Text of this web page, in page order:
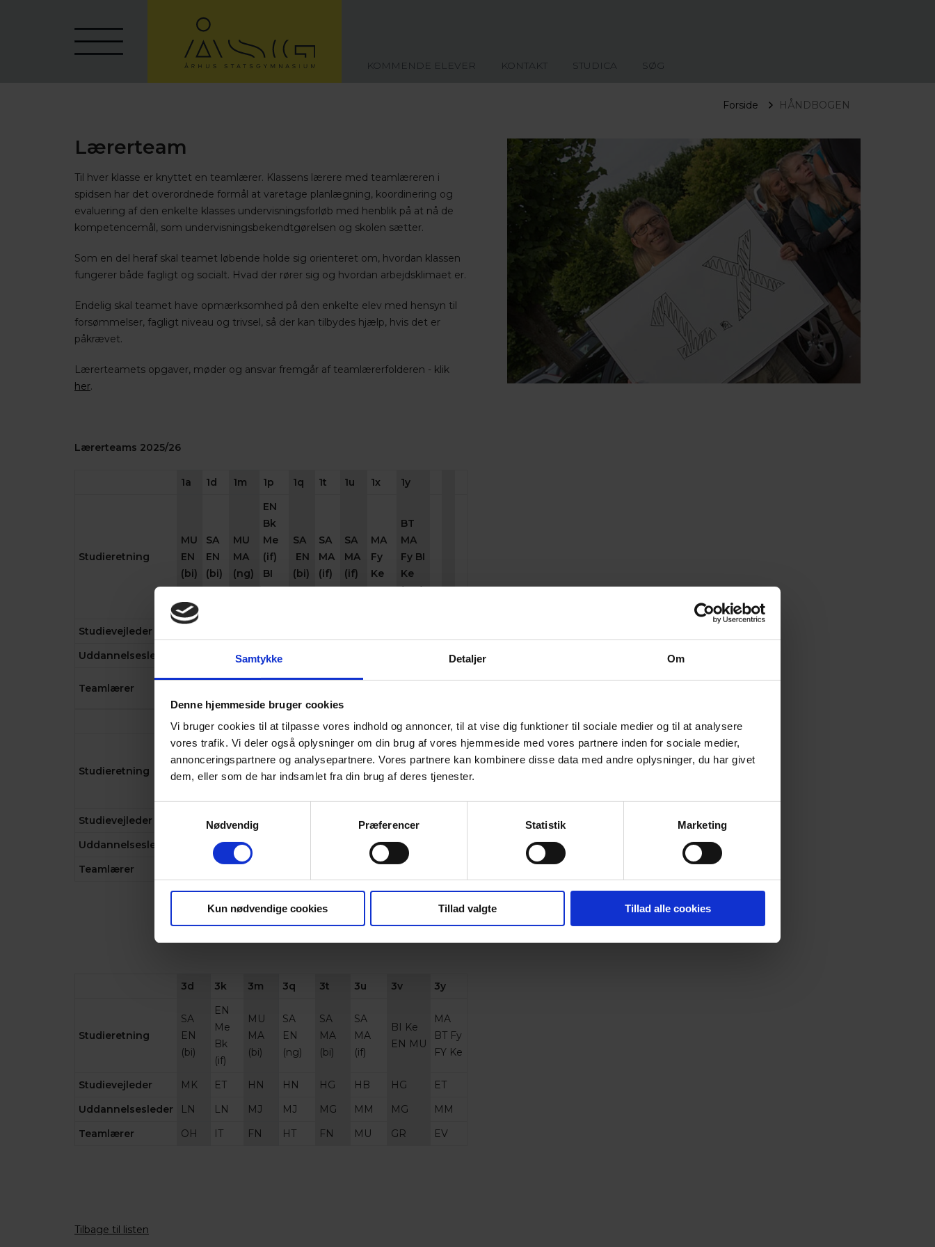
Samtykke Detaljer Om
Denne hjemmeside bruger cookies
Vi bruger cookies til at tilpasse vores indhold og annoncer, til at vise dig funktioner til sociale medier og til at analysere
vores trafik. Vi deler også oplysninger om din brug af vores hjemmeside med vores partnere inden for sociale medier,
annonceringspartnere og analysepartnere. Vores partnere kan kombinere disse data med andre oplysninger, du har givet
dem, eller som de har indsamlet fra din brug af deres tjenester.
Nødvendig
Præferencer Statistik Marketing
Kun nødvendige cookies Tillad valgte Tillad alle cookies
KOMMENDE ELEVER KONTAKT STUDICA SØG
Forside HÅNDBOGEN
Lærerteam
Til hver klasse er knyttet en teamlærer. Klassens lærere med teamlæreren i
spidsen har det overordnede formål at varetage planlægning, koordinering og
evaluering af den enkelte klasses undervisningsforløb med henblik på at nå de
kompetencemål, som undervisningsbekendtgørelsen og skolen sætter.
Som en del heraf skal teamet løbende holde sig orienteret om, hvordan klassen
fungerer både fagligt og socialt. Hvad der rører sig og hvordan arbejdsklimaet er.
Endelig skal teamet have opmærksomhed på den enkelte elev med hensyn til
forsømmelser, fagligt niveau og trivsel, så der kan tilbydes hjælp, hvis det er
påkrævet.
Lærerteamets opgaver, møder og ansvar fremgår af teamlærerfolderen - klik
her.
Lærerteams 2025/26
1a 1d 1m 1p 1q 1t 1u 1x 1y
Studieretning
MU
EN
(bi)
SA
EN
(bi)
MU
MA
(ng)
EN
Bk
Me
(if)
BI
Ke
SA
EN
(bi)
SA
MA
(if)
SA
MA
(if)
MA
Fy
Ke
BT
MA
Fy BI
Ke
(MA)
Studievejleder
Uddannelsesleder
MG LN
Teamlærer
TL
2d 2k 2m 2s 2t 2u 2w 2x 2z
Studieretning
EN
Bk
Me
MU
MA/EN
MA/EN
MA
MA
BI
Ke
MA
BT
Studievejleder HN MK HB MK ET
Uddannelsesleder
MG MM MM
Teamlærer
3d 3k 3m 3q 3t 3u 3v 3y
Studieretning
SA
EN
(bi)
EN
Me
Bk
(if)
MU
MA
(bi)
SA
EN
(ng)
SA
MA
(bi)
SA
MA
(if)
BI Ke
EN MU
MA
BT Fy
FY Ke
Studievejleder MK ET HN HN HG HB HG
ET
Uddannelsesleder
LN LN MJ MJ MG MM MG
MM
Teamlærer
OH IT FN HT FN MU GR EV
Tilbage til listen